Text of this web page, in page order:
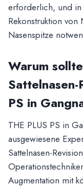
erforderlich, und in
Rekonstruktion
Nasenspitze
Warum
PS in
THE PLUS PS in
ausgewiesene
Sattelnasen-
Augmentation mit